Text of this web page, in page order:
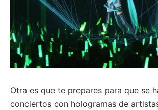
Otra es que te prepares para que se
conciertos con hologramas de